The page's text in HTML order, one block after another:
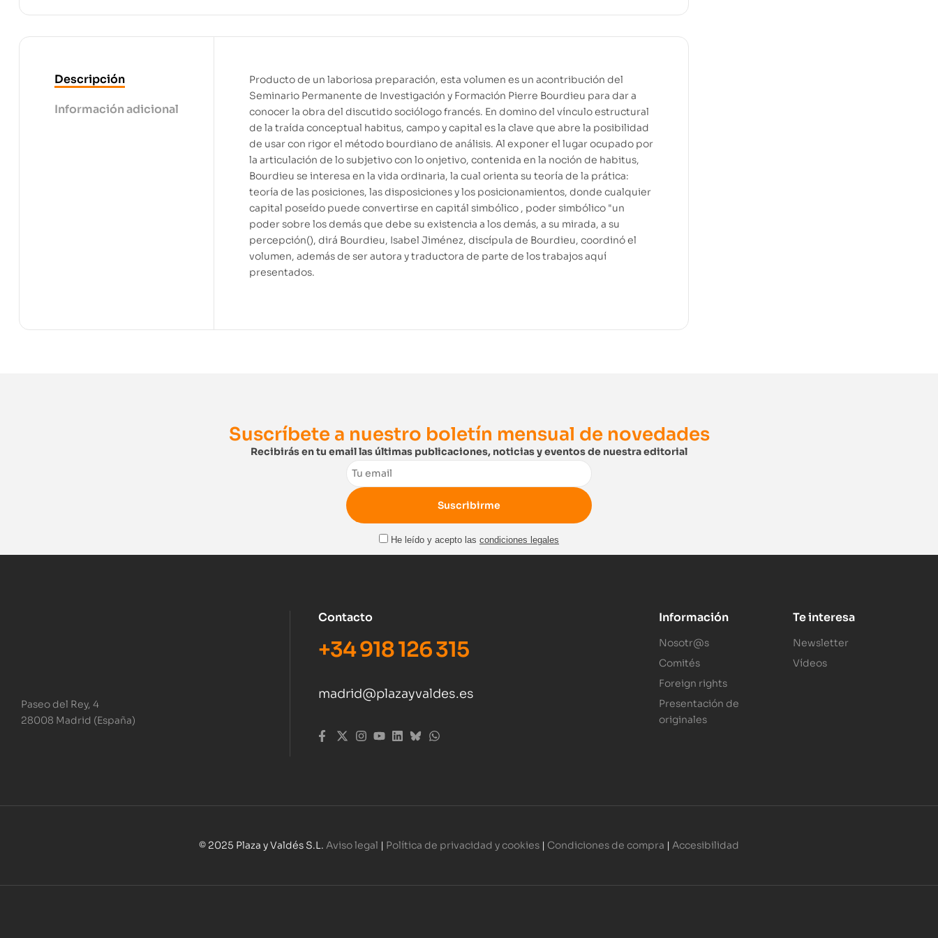
Descripción
Información adicional
Producto de un laboriosa preparación, esta volumen es un acontribución del
Seminario Permanente de Investigación y Formación Pierre Bourdieu para dar a
conocer la obra del discutido sociólogo francés. En domino del vínculo estructural
de la traída conceptual habitus, campo y capital es la clave que abre la posibilidad
de usar con rigor el método bourdiano de análisis. Al exponer el lugar ocupado por
la articulación de lo subjetivo con lo onjetivo, contenida en la noción de habitus,
Bourdieu se interesa en la vida ordinaria, la cual orienta su teoría de la prática:
teoría de las posiciones, las disposiciones y los posicionamientos, donde cualquier
capital poseído puede convertirse en capitál simbólico , poder simbólico "un
poder sobre los demás que debe su existencia a los demás, a su mirada, a su
percepción(), dirá Bourdieu, Isabel Jiménez, discípula de Bourdieu, coordinó el
volumen, además de ser autora y traductora de parte de los trabajos aquí
presentados.
Suscríbete a nuestro boletín mensual de novedades
Recibirás en tu email las últimas publicaciones, noticias y eventos de nuestra editorial
Email
He leído y acepto las condiciones legales
Paseo del Rey, 4
28008 Madrid (España)
Contacto
+34 918 126 315
madrid@plazayvaldes.es
Información
Nosotr@s
Comités
Foreign rights
Presentación de
originales
Te interesa
Newsletter
Vídeos
© 2025 Plaza y Valdés S.L. Aviso legal | Política de privacidad y cookies | Condiciones de compra | Accesibilidad